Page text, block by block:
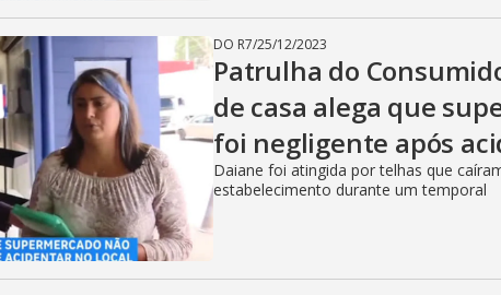
DO R7/25/12/2023
Patrulha do
de casa alega que
foi negligente após
Daiane foi atingida por telhas que
estabelecimento durante um temporal